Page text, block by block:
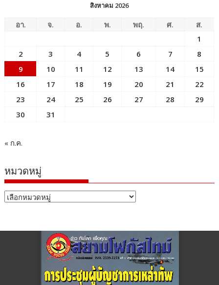
สิงหาคม 2026
อา. จ. อ. พ. พฤ. ศ.
ส.
1
2
3 4 5 6 7
8
9
10 11 12 13 14
15
16
17 18 19 20 21
22
23
24 25 26 27 28
29
30
31
« ก.ค.
หมวดหมู่
หมวด